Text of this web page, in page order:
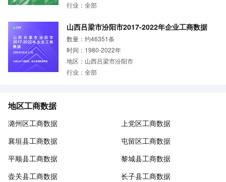
行业：全部
山西吕梁市汾阳市
2017-2022年企业工商
数据
2026年-06月-17日
全国企业工商数据，选企查猫数据商城
山西吕梁市汾阳市2017-2022年企业工商数据
数量：约46351条
时间：1980-2022年
地区：山西吕梁市汾阳市
行业：全部
地区工商数据
潞州区工商数据
上党区工商数据
襄垣县工商数据
屯留区工商数据
平顺县工商数据
黎城县工商数据
壶关县工商数据
长子县工商数据